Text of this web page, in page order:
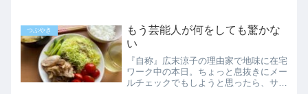
るお湯のある生活が好きで、ポットを手
放せません。自分で思うよ...
つぶやき
もう芸能人が何をしても驚かな
い
『自称』広末涼子の理由家で地味に在宅
ワーク中の本日。ちょっと息抜きにメー
ルチェックでもしようと思ったら、サイ